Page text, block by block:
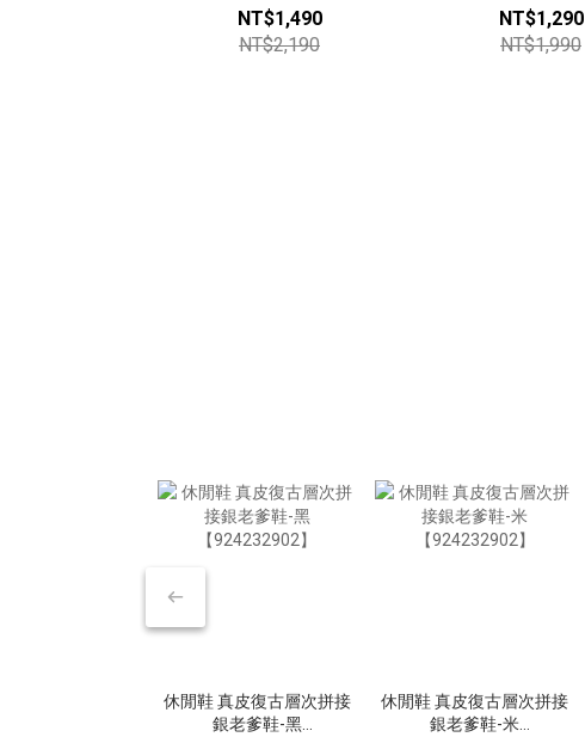
NT$1,490
NT$2,190
NT$1,290
NT$1,990
休閒鞋 真皮復古層次拼接
銀老爹鞋-黑
休閒鞋 真皮復古層次拼接
銀老爹鞋-米